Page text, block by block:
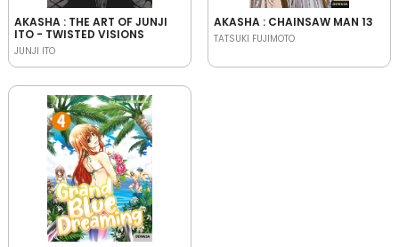
AKASHA : THE ART OF JUNJI
ITO - TWISTED VISIONS
JUNJI ITO
AKASHA : CHAINSAW MAN 13
TATSUKI FUJIMOTO